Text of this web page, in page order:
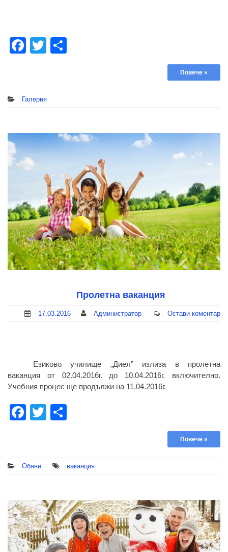
Facebook
Twitter
Повече »
Галерия
Пролетна ваканция
17.03.2016 Администратор Остави коментар
Езиково училище „Диел” излиза в пролетна
ваканция от 02.04.2016г. до 10.04.2016г. включително.
Учебния процес ще продължи на 11.04.2016г.
Facebook
Twitter
Повече »
Обяви ваканция